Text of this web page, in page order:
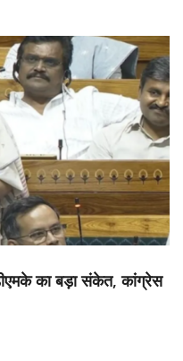
का बड़ा संकेत, कांग्रेस